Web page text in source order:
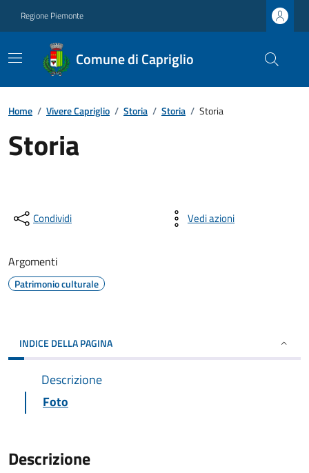
Regione Piemonte
Comune di Capriglio
Home / Vivere Capriglio / Storia / Storia / Storia
Storia
Condividi Vedi azioni
Argomenti
Patrimonio culturale
INDICE DELLA PAGINA
Descrizione
Foto
Descrizione